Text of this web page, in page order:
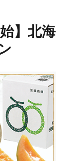
】北海